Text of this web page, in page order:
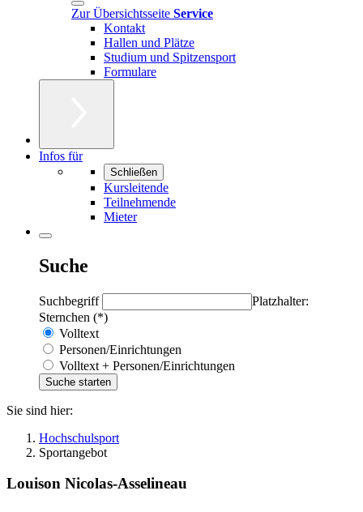
Zur Übersichtsseite Service
Kontakt
Hallen und Plätze
Studium und Spitzensport
Formulare
Infos für
Schließen
Kursleitende
Teilnehmende
Mieter
Suche
Suchbegriff
Platzhalter:
Sternchen (*)
Volltext
Personen/Einrichtungen
Volltext + Personen/Einrichtungen
Sie sind hier:
Hochschulsport
Sportangebot
Louison Nicolas-Asselineau